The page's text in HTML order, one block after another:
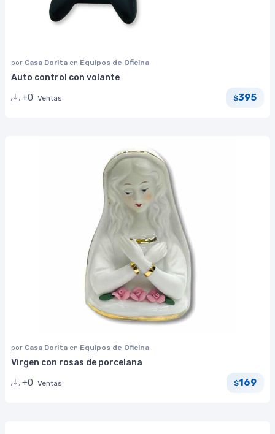
por Casa Dorita en Equipos de Oficina
Auto control con volante
+0 Ventas $395
por Casa Dorita en Equipos de Oficina
Virgen con rosas de porcelana
+0 Ventas $169